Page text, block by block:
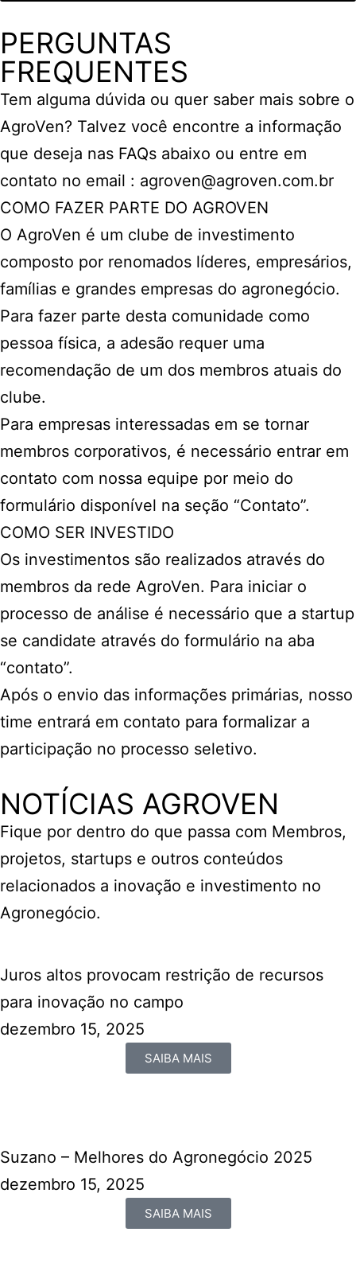
PERGUNTAS
FREQUENTES
Tem alguma dúvida ou quer saber mais sobre o
AgroVen? Talvez você encontre a informação
que deseja nas FAQs abaixo ou entre em
contato no email : agroven@agroven.com.br
COMO FAZER PARTE DO AGROVEN
O AgroVen é um clube de investimento
composto por renomados líderes, empresários,
famílias e grandes empresas do agronegócio.
Para fazer parte desta comunidade como
pessoa física, a adesão requer uma
recomendação de um dos membros atuais do
clube.
Para empresas interessadas em se tornar
membros corporativos, é necessário entrar em
contato com nossa equipe por meio do
formulário disponível na seção “Contato”.
COMO SER INVESTIDO
Os investimentos são realizados através do
membros da rede AgroVen. Para iniciar o
processo de análise é necessário que a startup
se candidate através do formulário na aba
“contato”.
Após o envio das informações primárias, nosso
time entrará em contato para formalizar a
participação no processo seletivo.
NOTÍCIAS AGROVEN
Fique por dentro do que passa com Membros,
projetos, startups e outros conteúdos
relacionados a inovação e investimento no
Agronegócio.
Juros altos provocam restrição de recursos
para inovação no campo
dezembro 15, 2025
SAIBA MAIS
Suzano – Melhores do Agronegócio 2025
dezembro 15, 2025
SAIBA MAIS